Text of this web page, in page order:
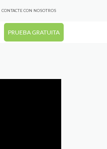
CONTACTE CON NOSOTROS
PRUEBA GRATUITA